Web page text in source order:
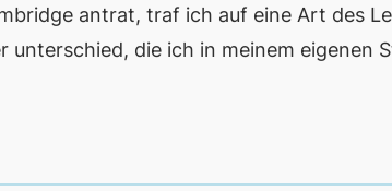
antrat, traf ich auf eine Art des
die ich in meinem eigenen